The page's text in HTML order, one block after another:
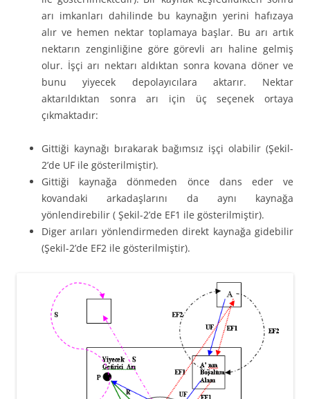
arı imkanları dahilinde bu kaynağın yerini hafızaya
alır ve hemen nektar toplamaya başlar. Bu arı artık
nektarın zenginliğine göre görevli arı haline gelmiş
olur. İşçi arı nektarı aldıktan sonra kovana döner ve
bunu yiyecek depolayıcılara aktarır. Nektar
aktarıldıktan sonra arı için üç seçenek ortaya
çıkmaktadır:
Gittiği kaynağı bırakarak bağımsız işçi olabilir (Şekil-
2’de UF ile gösterilmiştir).
Gittiği kaynağa dönmeden önce dans eder ve
kovandaki arkadaşlarını da aynı kaynağa
yönlendirebilir ( Şekil-2’de EF1 ile gösterilmiştir).
Diger arıları yönlendirmeden direkt kaynağa gidebilir
(Şekil-2’de EF2 ile gösterilmiştir).